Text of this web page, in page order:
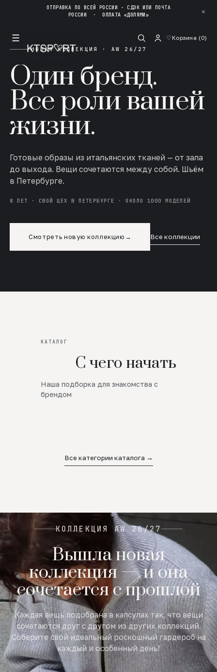
ОТПРАВКА ПО ВСЕЙ РОССИИ - СДЭК ИЛИ ПОЧТА
РОССИИ ·ОПЛАТА «ДОЛЯМИ» ✕
☰ ♡Корзина (0)
НОВАЯ КОЛЛЕКЦИЯ · AW 26/27
Один бренд.
Все роли вашей
жизни.
Готовые образы из итальянских тканей — от зала
до выхода. Вещи сочетаются между собой. Шьём
в Петербурге.
8 ЛЕТ · СВОЙ ЦЕХ В ПЕТЕРБУРГЕ · ОКОЛО 1000 МОДЕЛЕЙ
Смотреть новую коллекцию → Все коллекции
КАТАЛОГ
С чего начать
Наша подборка для знакомства с
брендом
Новинки
SALE
Все категории каталога →
КОЛЛЕКЦИЯ AW 26/27
Вышла новая
коллекция — и она
сочетается с прошлой
Каждая вещь подобрана в капсулах так, что вещи
сочетаются друг с другом из других коллекций.
Соберите свой идеальный роскошный гардероб на
каждый и особенный день!